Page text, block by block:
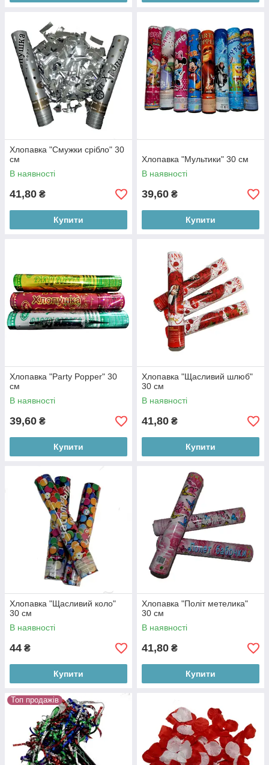
Хлопавка "Смужки срібло" 30
см
В наявності
41,80 ₴
Купити
Хлопавка "Мультики" 30 см
В наявності
39,60 ₴
Купити
Хлопавка "Party Popper" 30
см
В наявності
39,60 ₴
Купити
Хлопавка "Щасливий шлюб"
30 см
В наявності
41,80 ₴
Купити
Хлопавка "Щасливий коло"
30 см
В наявності
44 ₴
Купити
Хлопавка "Політ метелика"
30 см
В наявності
41,80 ₴
Купити
Топ продажів